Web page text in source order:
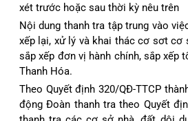
xét trước hoặc sau thời kỳ nêu trên
Nội dung thanh tra tập trung vào
xếp lại, xử lý và khai thác cơ sơt cơ
sắp xếp đơn vị hành chính, sắp xếp
Thanh Hóa.
Theo Quyết định 320/QĐ-TTCP
động Đoàn thanh tra theo Quyết